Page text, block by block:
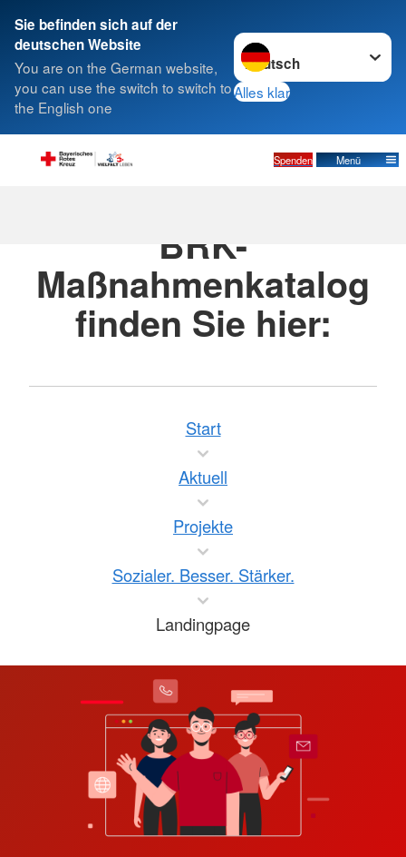
Sie befinden sich auf der
deutschen Website
You are on the German website,
you can use the switch to switch to
the English one
Sprache wechseln zu
Alles klar
Spenden Menü
Suche
BRK-
Maßnahmenkatalog
finden Sie hier:
Start
Aktuell
Projekte
Sozialer. Besser. Stärker.
Landingpage